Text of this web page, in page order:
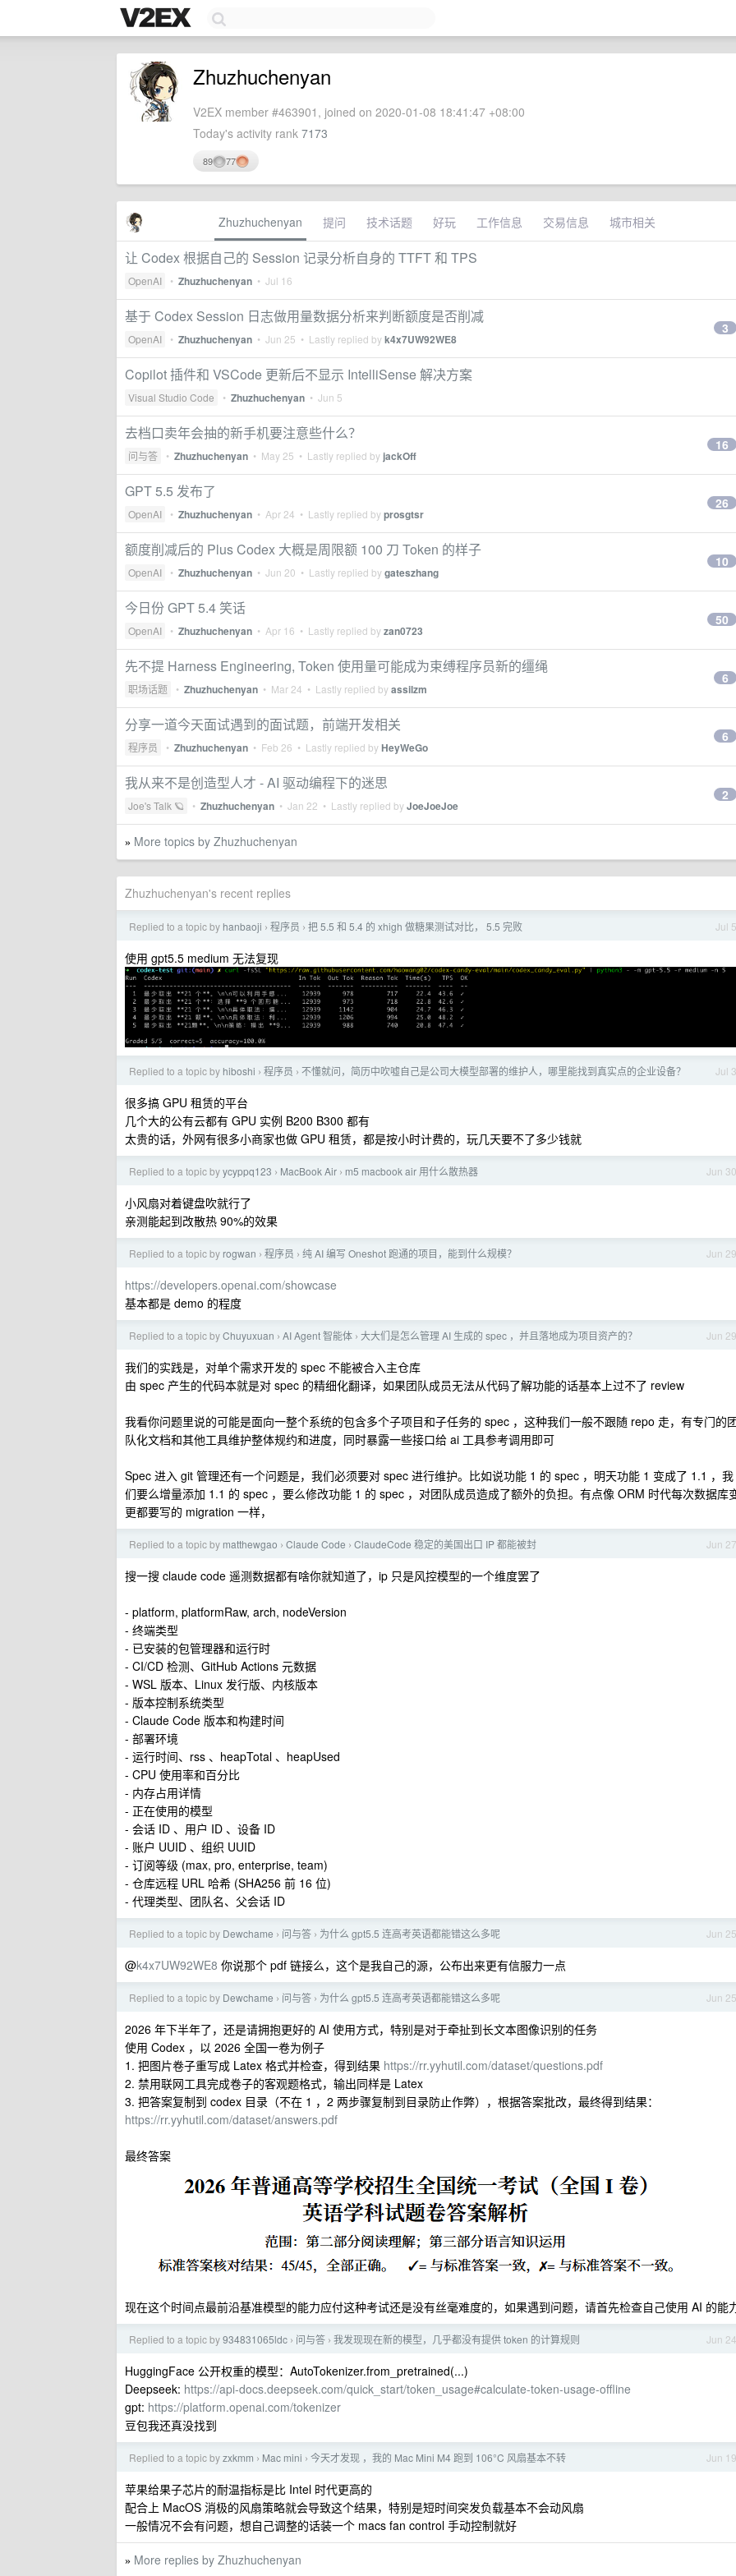
Zhuzhuchenyan
V2EX member #463901, joined on 2020-01-08 18:41:47 +08:00
Today's activity rank 7173
89 77
Zhuzhuchenyan 提问 技术话题 好玩 工作信息 交易信息 城市相关
让 Codex 根据自己的 Session 记录分析自身的 TTFT 和 TPS
OpenAI • Zhuzhuchenyan • Jul 16
基于 Codex Session 日志做用量数据分析来判断额度是否削减
OpenAI • Zhuzhuchenyan • Jun 25 • Lastly replied byk4x7UW92WE8
3
Copilot 插件和 VSCode 更新后不显示 IntelliSense 解决方案
Visual Studio Code • Zhuzhuchenyan • Jun 5
去档口卖年会抽的新手机要注意些什么？
问与答 • Zhuzhuchenyan • May 25 • Lastly replied by jackOff
16
GPT 5.5 发布了
OpenAI • Zhuzhuchenyan • Apr 24 • Lastly replied byprosgtsr
26
额度削减后的 Plus Codex 大概是周限额 100 刀 Token 的样子
OpenAI • Zhuzhuchenyan • Jun 20 • Lastly replied bygateszhang
10
今日份 GPT 5.4 笑话
OpenAI • Zhuzhuchenyan • Apr 16 • Lastly replied byzan0723
50
先不提 Harness Engineering, Token 使用量可能成为束缚程序员新的缰绳
职场话题 • Zhuzhuchenyan • Mar 24 • Lastly replied byassilzm
6
分享一道今天面试遇到的面试题，前端开发相关
程序员 • Zhuzhuchenyan • Feb 26 • Lastly replied byHeyWeGo
6
我从来不是创造型人才 - AI 驱动编程下的迷思
Joe's Talk 🪐 • Zhuzhuchenyan • Jan 22 • Lastly replied byJoeJoeJoe
2
» More topics by Zhuzhuchenyan
Zhuzhuchenyan's recent replies
Jul 5
Replied to a topic by hanbaoji › 程序员 › 把 5.5 和 5.4 的 xhigh 做糖果测试对比， 5.5 完败
使用 gpt5.5 medium 无法复现
Jul 3
Replied to a topic by hiboshi › 程序员 › 不懂就问，简历中吹嘘自己是公司大模型部署的维护人，哪里能找到真实点的企业设备？
很多搞 GPU 租赁的平台
几个大的公有云都有 GPU 实例 B200 B300 都有
太贵的话，外网有很多小商家也做 GPU 租赁，都是按小时计费的，玩几天要不了多少钱就
Jun 30
Replied to a topic byycyppq123 › MacBook Air › m5 macbook air 用什么散热器
小风扇对着键盘吹就行了
亲测能起到改散热 90%的效果
Jun 29
Replied to a topic by rogwan › 程序员 › 纯 AI 编写 Oneshot 跑通的项目，能到什么规模？
https://developers.openai.com/showcase
基本都是 demo 的程度
Jun 29
Replied to a topic byChuyuxuan › AI Agent 智能体 › 大大们是怎么管理 AI 生成的 spec ，并且落地成为项目资产的？
我们的实践是，对单个需求开发的 spec 不能被合入主仓库
由 spec 产生的代码本就是对 spec 的精细化翻译，如果团队成员无法从代码了解功能的话基本上过不了 review
我看你问题里说的可能是面向一整个系统的包含多个子项目和子任务的 spec ，这种我们一般不跟随 repo 走，有专门的
队化文档和其他工具维护整体规约和进度，同时暴露一些接口给 ai 工具参考调用即可
Spec 进入 git 管理还有一个问题是，我们必须要对 spec 进行维护。比如说功能 1 的 spec ，明天功能 1 变成了 1.1 ，我
们要么增量添加 1.1 的 spec ，要么修改功能 1 的 spec ，对团队成员造成了额外的负担。有点像 ORM 时代每次数据库
更都要写的 migration 一样，
Jun 27
Replied to a topic by matthewgao › Claude Code › ClaudeCode 稳定的美国出口 IP 都能被封
搜一搜 claude code 遥测数据都有啥你就知道了，ip 只是风控模型的一个维度罢了
- platform, platformRaw, arch, nodeVersion
- 终端类型
- 已安装的包管理器和运行时
- CI/CD 检测、GitHub Actions 元数据
- WSL 版本、Linux 发行版、内核版本
- 版本控制系统类型
- Claude Code 版本和构建时间
- 部署环境
- 运行时间、rss 、heapTotal 、heapUsed
- CPU 使用率和百分比
- 内存占用详情
- 正在使用的模型
- 会话 ID 、用户 ID 、设备 ID
- 账户 UUID 、组织 UUID
- 订阅等级 (max, pro, enterprise, team)
- 仓库远程 URL 哈希 (SHA256 前 16 位)
- 代理类型、团队名、父会话 ID
Jun 25
Replied to a topic by Dewchame › 问与答 › 为什么 gpt5.5 连高考英语都能错这么多呢
@k4x7UW92WE8 你说那个 pdf 链接么，这个是我自己的源，公布出来更有信服力一点
Jun 25
Replied to a topic by Dewchame › 问与答 › 为什么 gpt5.5 连高考英语都能错这么多呢
2026 年下半年了，还是请拥抱更好的 AI 使用方式，特别是对于牵扯到长文本图像识别的任务
使用 Codex ，以 2026 全国一卷为例子
1. 把图片卷子重写成 Latex 格式并检查，得到结果 https://rr.yyhutil.com/dataset/questions.pdf
2. 禁用联网工具完成卷子的客观题格式，输出同样是 Latex
3. 把答案复制到 codex 目录（不在 1 ，2 两步骤复制到目录防止作弊），根据答案批改，最终得到结果：
https://rr.yyhutil.com/dataset/answers.pdf
最终答案
现在这个时间点最前沿基准模型的能力应付这种考试还是没有丝毫难度的，如果遇到问题，请首先检查自己使用 AI 的能
Jun 24
Replied to a topic by934831065ldc › 问与答 › 我发现现在新的模型，几乎都没有提供 token 的计算规则
HuggingFace 公开权重的模型：AutoTokenizer.from_pretrained(...)
Deepseek: https://api-docs.deepseek.com/quick_start/token_usage#calculate-token-usage-offline
gpt: https://platform.openai.com/tokenizer
豆包我还真没找到
Jun 19
Replied to a topic byzxkmm › Mac mini › 今天才发现 ，我的 Mac Mini M4 跑到 106°C 风扇基本不转
苹果给果子芯片的耐温指标是比 Intel 时代更高的
配合上 MacOS 消极的风扇策略就会导致这个结果，特别是短时间突发负载基本不会动风扇
一般情况不会有问题，想自己调整的话装一个 macs fan control 手动控制就好
» More replies by Zhuzhuchenyan